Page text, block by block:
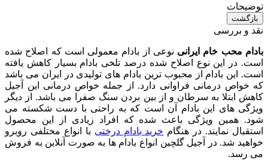
توضیحات
بازگشت
نقد و بررسی
بادام محب خام ایرانی نوعی از بادام معمولی است که اصلاح شده
است. در این نوع اصلاح شده درصد تلخی بادام بسیار کاهش یافته
است. این بادام از محبوب ترین بادام های تولیدی در ایران می باشد
که خواص درمانی فراوانی دارد. از جمله خواص درمانی این آجیل
کاهش ابتلا به سرطان و از بین بردن سنگ صفرا می باشد. از دیگر
ویژگی های این بادام آن است که به راحتی با دست شکسته می
شود. همین ویژگی باعث شده که افراد زیادی از این محصول
استقبال نمایند. در هنگام خرید بادام درختی با انواع مختلفی روبرو
خواهید شد. در آجیل گلچین انواع بادام ها به صورت آنلاین به فروش
می رسد.